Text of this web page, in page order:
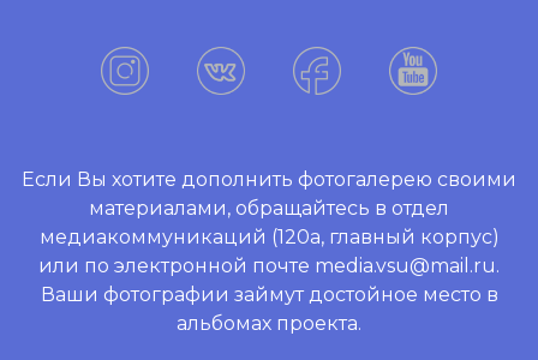
Если Вы хотите дополнить фотогалерею своими
материалами, обращайтесь в отдел
медиакоммуникаций (120а, главный корпус)
или по электронной почте media.vsu@mail.ru.
Ваши фотографии займут достойное место в
альбомах проекта.